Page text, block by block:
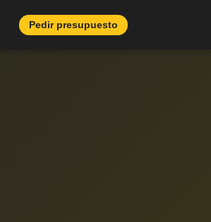
Pedir presupuesto